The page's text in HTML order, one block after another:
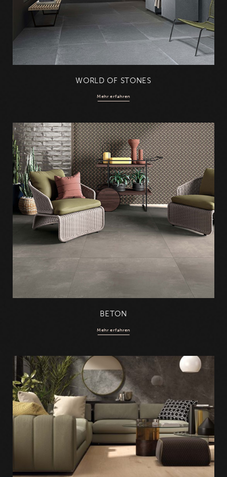
WORLD OF STONES
Mehr erfahren
BETON
Mehr erfahren